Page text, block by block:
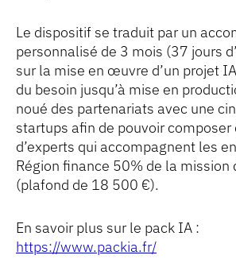
Le dispositif se traduit par un
personnalisé de 3 mois (37 jours
sur la mise en œuvre d’un projet
du besoin jusqu’à mise en
noué des partenariats avec une
startups afin de pouvoir composer
d’experts qui accompagnent les
Région finance 50% de la mission
(plafond de 18 500 €).
En savoir plus sur le pack IA :
https://www.packia.fr/